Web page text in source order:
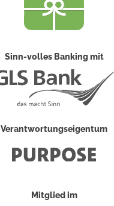
Sinn-volles Banking mit
Verantwortungseigentum
Mitglied im